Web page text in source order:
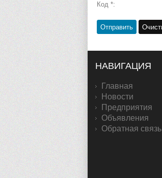
Код *:
НАВИГАЦИЯ
Главная
Новости
Предприятия
Объявления
Обратная связь